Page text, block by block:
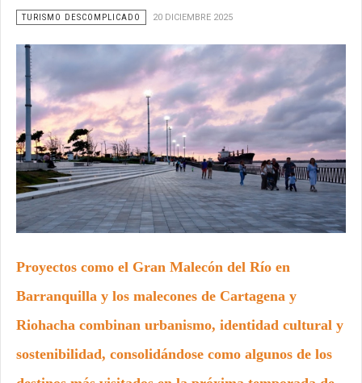
TURISMO DESCOMPLICADO 20 DICIEMBRE 2025
Proyectos como el Gran Malecón del Río en
Barranquilla y los malecones de Cartagena y
Riohacha combinan urbanismo, identidad cultural y
sostenibilidad, consolidándose como algunos de los